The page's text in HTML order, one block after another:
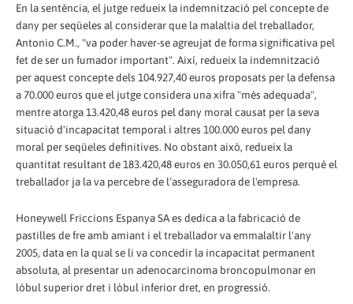
En la sentència, el jutge redueix la indemnització pel concepte de
dany per seqüeles al considerar que la malaltia del treballador,
Antonio C.M., "va poder haver-se agreujat de forma significativa pel
fet de ser un fumador important". Així, redueix la indemnització
per aquest concepte dels 104.927,40 euros proposats per la defensa
a 70.000 euros que el jutge considera una xifra "més adequada",
mentre atorga 13.420,48 euros pel dany moral causat per la seva
situació d'incapacitat temporal i altres 100.000 euros pel dany
moral per seqüeles definitives. No obstant això, redueix la
quantitat resultant de 183.420,48 euros en 30.050,61 euros perquè el
treballador ja la va percebre de l'asseguradora de l'empresa.
Honeywell Friccions Espanya SA es dedica a la fabricació de
pastilles de fre amb amiant i el treballador va emmalaltir l'any
2005, data en la qual se li va concedir la incapacitat permanent
absoluta, al presentar un adenocarcinoma broncopulmonar en
lòbul superior dret i lòbul inferior dret, en progressió.